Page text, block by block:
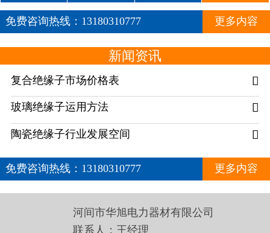
免费咨询热线： 13180310777 更多内容
新闻资讯
复合绝缘子市场价格表 
玻璃绝缘子运用方法 
陶瓷绝缘子行业发展空间 
免费咨询热线： 13180310777 更多内容
河间市华旭电力器材有限公司
联系人：王经理